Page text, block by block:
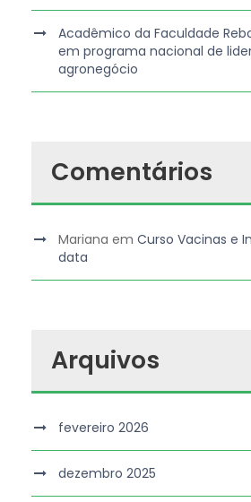
Acadêmico da Faculdade
em programa nacional de
agronegócio
Comentários
Mariana em Curso Vacinas e
data
Arquivos
fevereiro 2026
dezembro 2025